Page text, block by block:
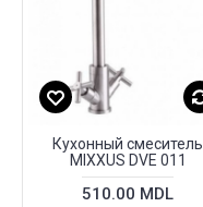
Кухонный смеситель
MIXXUS DVE 011
510.00 MDL